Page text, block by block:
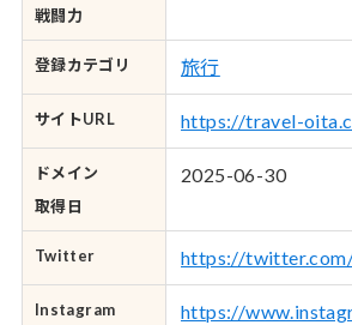
戦闘力
登録カテゴリ 旅行
サイトURL https://travel-
ドメイン
取得日
2025-06-30
Twitter https://twitter.com/
Instagram
https://